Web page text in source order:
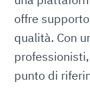
offre
qualità. Con
punto di